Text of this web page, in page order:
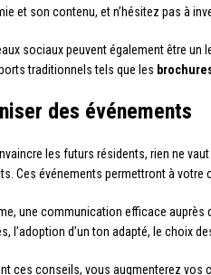
et son contenu, et n’hésitez pas à
sociaux peuvent également être
traditionnels tels que les
des événements
les futurs résidents, rien ne
Ces événements permettront à votre
une communication efficace
l’adoption d’un ton adapté, le choix
ces conseils, vous augmenterez vos